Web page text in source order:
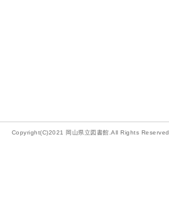
Copyright(C)2021 岡山県立図書館.All Rights Reserved